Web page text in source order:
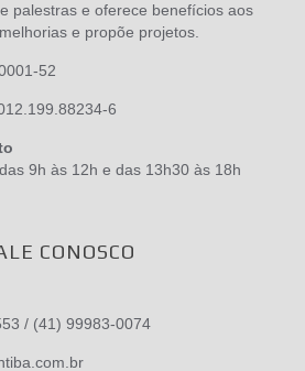
palestras e oferece benefícios aos
e propõe projetos.
52
6
9h às 12h e das 13h30 às 18h
CONOSCO
/ (41) 99983-0074